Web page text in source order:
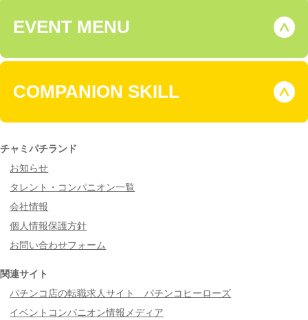
EVENT MENU
COMPANION SKILL
チャミパチランド
お知らせ
タレント・コンパニオン一覧
会社情報
個人情報保護方針
お問い合わせフォーム
関連サイト
パチンコ店の転職求人サイト パチンコヒーローズ
イベントコンパニオン情報メディア